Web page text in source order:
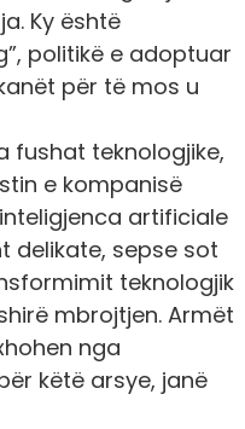
Ky është
politikë e adoptuar
për të mos u
fushat teknologjike,
e kompanisë
artificiale
delikate, sepse sot
teknologjik
mbrojtjen. Armët
nga
këtë arsye, janë